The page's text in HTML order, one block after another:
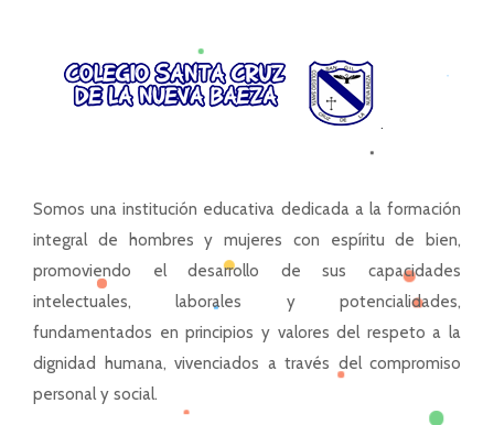
Somos una institución educativa dedicada a la formación
integral de hombres y mujeres con espíritu de bien,
promoviendo el desarrollo de sus capacidades
intelectuales, laborales y potencialidades,
fundamentados en principios y valores del respeto a la
dignidad humana, vivenciados a través del compromiso
personal y social.